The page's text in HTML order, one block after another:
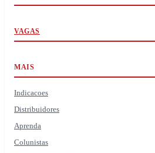
VAGAS
MAIS
Indicacoes
Distribuidores
Aprenda
Colunistas